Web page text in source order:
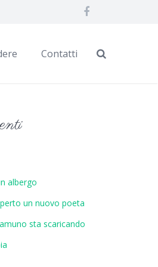
Contatti
albergo
un nuovo poeta
sta scaricando